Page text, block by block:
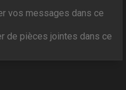
vos messages dans ce
de pièces jointes dans ce